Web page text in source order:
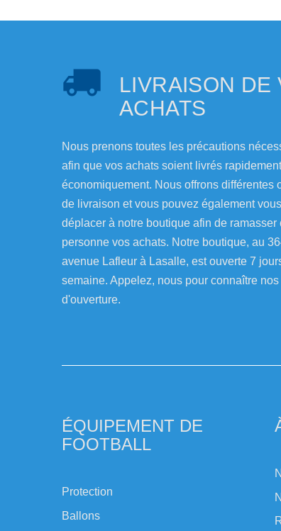
LIVRAISON DE
ACHATS
Nous prenons toutes les précautions
afin que vos achats soient livrés
économiquement. Nous offrons différentes
de livraison et vous pouvez également vous
déplacer à notre boutique afin de ramasser
personne vos achats. Notre boutique, au
avenue Lafleur à Lasalle, est ouverte 7
semaine. Appelez, nous pour connaître
d'ouverture.
ÉQUIPEMENT DE
FOOTBALL
Protection
Ballons